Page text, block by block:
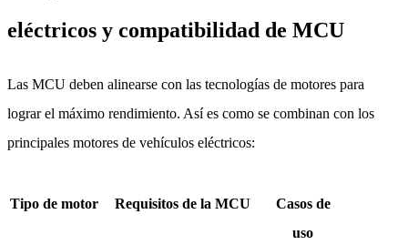
eléctricos y compatibilidad de MCU
Las MCU deben alinearse con las tecnologías de motores para
lograr el máximo rendimiento. Así es como se combinan con los
principales motores de vehículos eléctricos:
Tipo de motor Requisitos de la MCU
Casos de
uso